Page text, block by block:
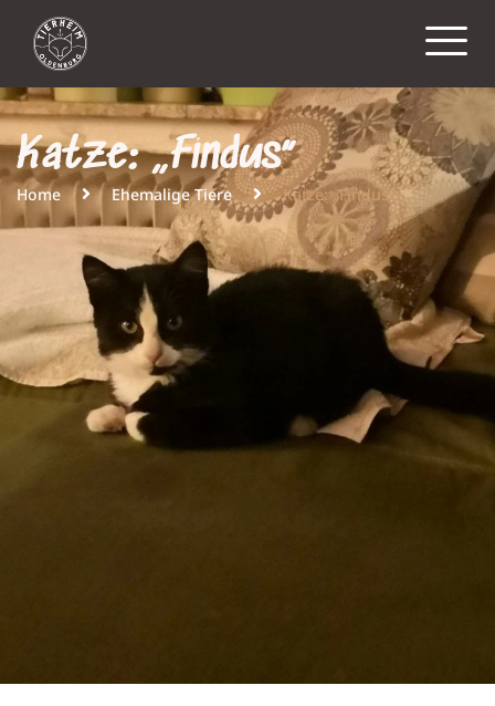
Katze: „Findus“
Home Ehemalige Tiere Katze: „Findus“